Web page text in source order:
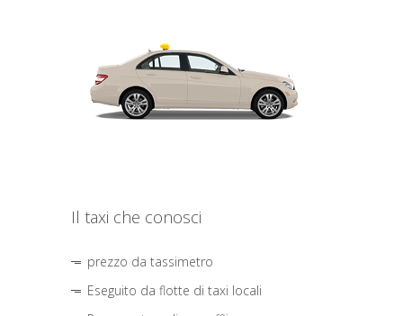
Il taxi che conosci
prezzo da tassimetro
Eseguito da flotte di taxi locali